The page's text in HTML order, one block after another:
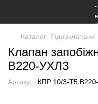
Каталог Гiдроклапани
Клапан
В220-УХЛ3
Артикул: КПР 10/3-Т5